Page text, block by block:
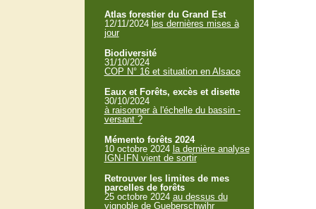
Atlas forestier du Grand Est
12/11/2024 les dernières mises à
jour
Biodiversité
31/10/2024
COP N° 16 et situation en Alsace
Eaux et Forêts, excès et disette
30/10/2024
à raisonner à l'échelle du bassin -
versant ?
Mémento forêts 2024
10 octobre 2024 la dernière analyse
IGN-IFN vient de sortir
Retrouver les limites de mes
parcelles de forêts
25 octobre 2024 au dessus du
vignoble de Gueberschwihr